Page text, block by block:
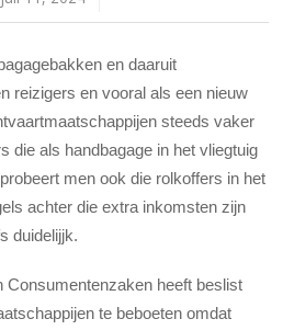
en daaruit
reizigers en vooral als een nieuw
steeds vaker
die als handbagage in het vliegtuig
men ook die rolkoffers in het
achter die extra inkomsten zijn
duidelijjk.
Consumentenzaken heeft beslist
te beboeten omdat